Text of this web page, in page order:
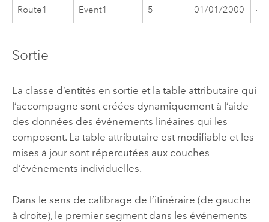
Route1 Event1 5 01/01/2000
Sortie
La classe d’entités en sortie et la table attributaire qui
l’accompagne sont créées dynamiquement à l’aide
des données des événements linéaires qui les
composent. La table attributaire est modifiable et les
mises à jour sont répercutées aux couches
d’événements individuelles.
Dans le sens de calibrage de l’itinéraire (de gauche
à droite), le premier segment dans les événements